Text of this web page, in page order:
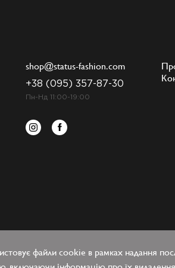
shop@status-fashion.com
+38 (095) 357-87-30
Пн-Нд 11:00-19:00
файли cookie в рамках надання